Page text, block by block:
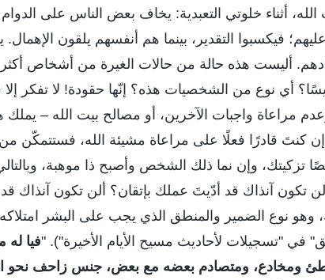
أثناء خلوتي التعبدية: يخاف بعض الناس على
فيكسبوا التقدير، بينما هم أنفسهم يلقون الإهمال.
أليست هذه حالة من حالات الغيرة من أشخاص
أي نوع من الشخصيات هذه؟ إنّها حقودة! لا تفكر
مراعاة واجبات الآخرين، أو مصالح بيت الله – يملك
كنتَ قادرًا فعلًا على مراعاة مشيئة الله، فستتمكّن من
وإن نما ذلك الشخص وأصبح ذا موهبة،
تكون آنذاك قد أدّيتَ عملك بإتقان؟ ألن تكون آنذاك
وهو نوع الضمير والمنطق الذي يجب على البشر
"تسجيلات لأحاديث مسيح الأيام الأخيرة"). "فيا له
ومتصادم بعضه مع بعض، جنس زاحف نحو